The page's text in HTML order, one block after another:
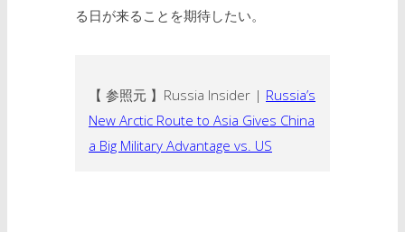
る日が来ることを期待したい。
【 参照元 】Russia Insider | Russia’s
New Arctic Route to Asia Gives China
a Big Military Advantage vs. US